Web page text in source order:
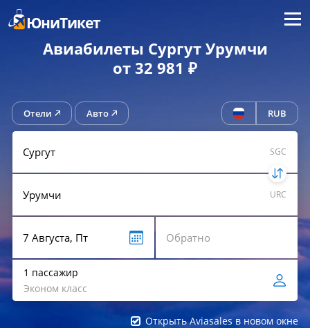
ЮниТикет Меню
Авиабилеты Сургут Урумчи
от 32 981 ₽
Отели Авто RUB
SGC
URC
1 пассажир
Эконом класс
Открыть Aviasales в новом окне